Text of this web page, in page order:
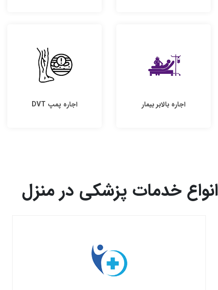
اجاره بالابر بیمار اجاره پمپ DVT
انواع خدمات پزشکی در منزل